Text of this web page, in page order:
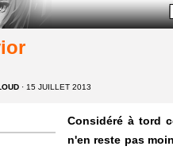
· 15 JUILLET 2013
Considéré à tord
n'en reste pas